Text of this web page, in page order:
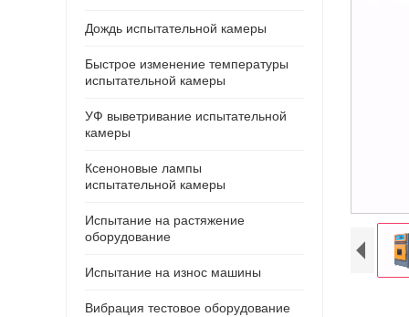
Дождь испытательной камеры
Быстрое изменение температуры
испытательной камеры
УФ выветривание испытательной
камеры
Ксеноновые лампы
испытательной камеры
Испытание на растяжение
оборудование
Испытание на износ машины
Вибрация тестовое оборудование